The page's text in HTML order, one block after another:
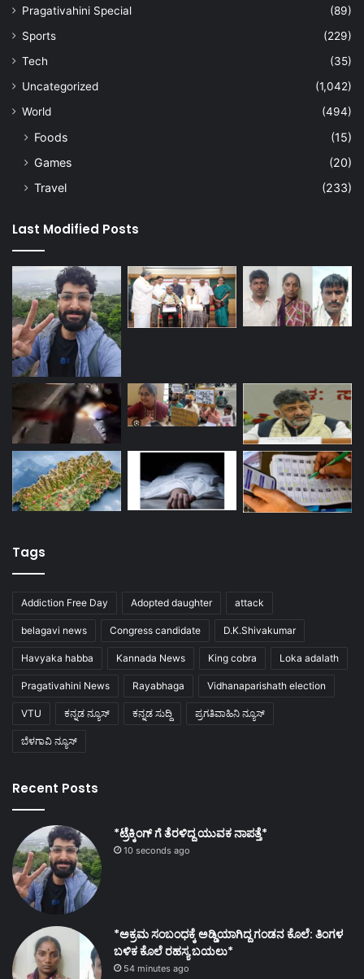
Pragativahini Special
(89)
Sports
(229)
Tech
(35)
Uncategorized
(1,042)
World
(494)
Foods
(15)
Games
(20)
Travel
(233)
Last Modified Posts
Tags
Addiction Free Day Adopted daughter attack
belagavi news Congress candidate D.K.Shivakumar
Havyaka habba Kannada News King cobra Loka adalath
Pragativahini News Rayabhaga Vidhanaparishath election
VTU ಕನ್ನಡ ನ್ಯೂಸ್ ಕನ್ನಡ ಸುದ್ದಿ ಪ್ರಗತಿವಾಹಿನಿ ನ್ಯೂಸ್
ಬೆಳಗಾವಿ ನ್ಯೂಸ್
Recent Posts
*ಟ್ರೆಕ್ಕಿಂಗ್ ಗೆ ತೆರಳಿದ್ದ ಯುವಕ ನಾಪತ್ತೆ*
10 seconds ago
*ಅಕ್ರಮ ಸಂಬಂಧಕ್ಕೆ ಅಡ್ಡಿಯಾಗಿದ್ದ ಗಂಡನ ಕೊಲೆ: ತಿಂಗಳ
ಬಳಿಕ ಕೊಲೆ ರಹಸ್ಯ ಬಯಲು*
54 minutes ago